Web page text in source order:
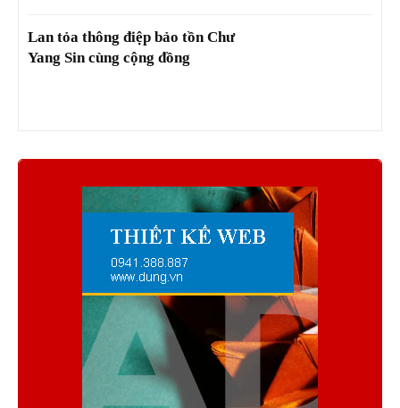
Lan tỏa thông điệp bảo tồn Chư
Yang Sin cùng cộng đồng